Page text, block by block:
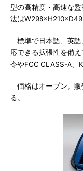
型の高精度・高速な
法は
標準で日本語、英語
応できる拡張性を備
令やFCC CLASS-A、
価格はオープン。販
る。